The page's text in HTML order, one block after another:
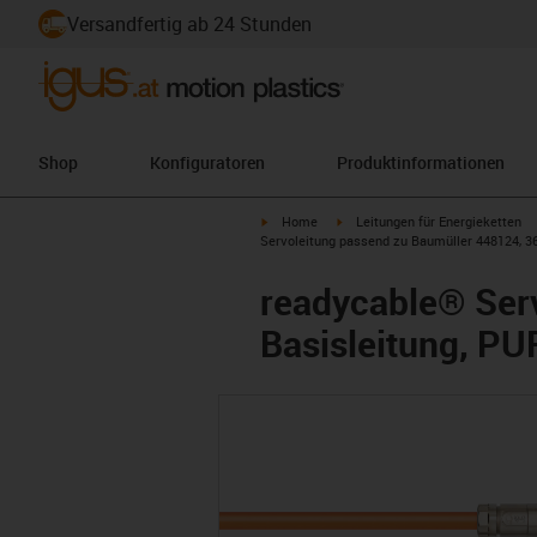
Versandfertig ab 24 Stunden
Shop Konfiguratoren Produktinformationen
igus-icon-arrow-right
Home igus-icon-arrow-right
Leitungen für Energieketten
Servoleitung passend zu Baumüller 448124,
readycable®
Basisleitung,